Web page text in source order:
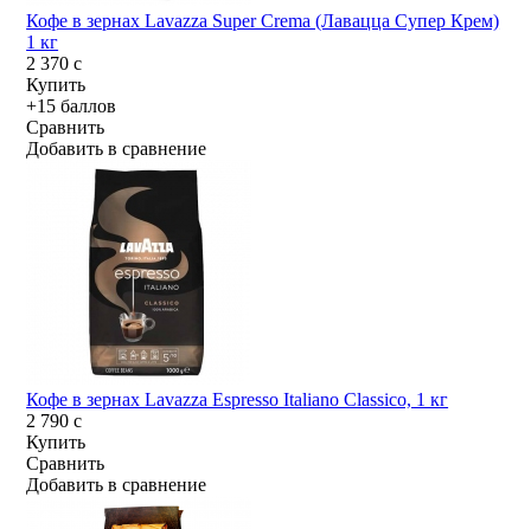
Кофе в зернах Lavazza Super Crema (Лавацца Супер Крем)
1 кг
2 370c
Купить
+15 баллов
Сравнить
Добавить в сравнение
Кофе в зернах Lavazza Espresso Italiano Classico, 1 кг
2 790c
Купить
Сравнить
Добавить в сравнение